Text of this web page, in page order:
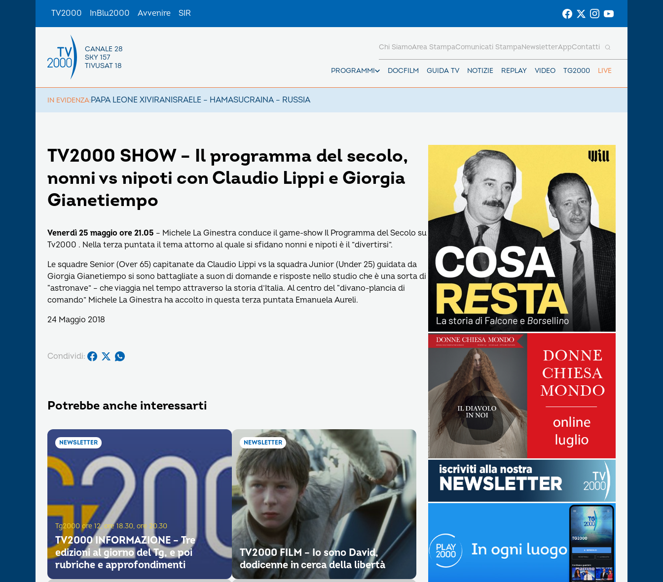
TV2000 InBlu2000 Avvenire SIR
CANALE 28
SKY 157
TIVUSAT 18
PROGRAMMI DOCFILM GUIDA TV NOTIZIE REPLAY VIDEO TG2000 LIVE
Chi SiamoArea StampaComunicati StampaNewsletterAppContatti
IN EVIDENZA:PAPA LEONE XIVIRANISRAELE – HAMASUCRAINA – RUSSIA
TV2000 SHOW – Il programma del secolo,
nonni vs nipoti con Claudio Lippi e Giorgia
Gianetiempo
Venerdì 25 maggio ore 21.05 – Michele La Ginestra conduce il game-show Il Programma del Secolo su
Tv2000 . Nella terza puntata il tema attorno al quale si sfidano nonni e nipoti è il ”divertirsi”.
Le squadre Senior (Over 65) capitanate da Claudio Lippi vs la squadra Junior (Under 25) guidata da
Giorgia Gianetiempo si sono battagliate a suon di domande e risposte nello studio che è una sorta di
“astronave” – che viaggia nel tempo attraverso la storia d’Italia. Al centro del “divano-plancia di
comando” Michele La Ginestra ha accolto in questa terza puntata Emanuela Aureli.
24 Maggio 2018
Condividi:
Potrebbe anche interessarti
NEWSLETTER
Tg2000 ore 12, ore 18.30, ore 20.30
TV2000 INFORMAZIONE – Tre
edizioni al giorno del Tg, e poi
rubriche e approfondimenti
NEWSLETTER
TV2000 FILM – Io sono David,
dodicenne in cerca della libertà